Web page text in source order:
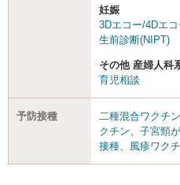
妊娠
3Dエコー/4Dエコ
生前診断(NIPT)
その他 産婦人科
育児相談
予防接種 二種混合ワクチン
クチン
子宮頸
接種
風疹ワク